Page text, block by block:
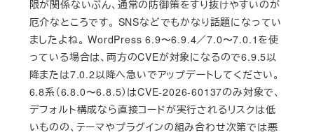
限が関係ないぶん、通常の防御策をすり抜けやすいのが
厄介なところです。 SNSなどでもかなり話題になってい
ましたよね。 WordPress 6.9〜6.9.4／7.0〜7.0.1を使
っている場合は、両方のCVEが対象になるので6.9.5以
降または7.0.2以降へ急いでアップデートしてください。
6.8系（6.8.0〜6.8.5）はCVE-2026-60137のみ対象で、
デフォルト構成なら直接コードが実行されるリスクは低
いものの、テーマやプラグインの組み合わせ次第では悪